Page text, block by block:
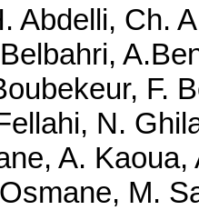
Abdelli, Ch.
F.
N.
A.
M.